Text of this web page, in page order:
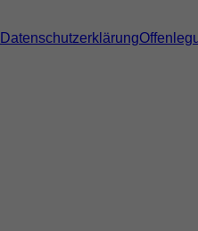
Datenschutzerklärung